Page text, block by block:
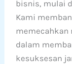
bisnis, mulai
Kami
memecahkan
dalam
kesuksesan